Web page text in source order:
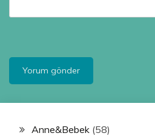
Anne&Bebek (58)